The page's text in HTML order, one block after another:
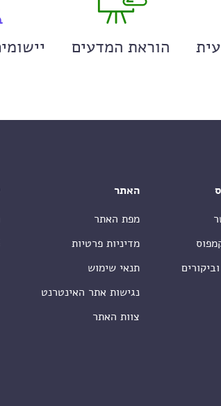
הוראת המדעים
האתר
מפת האתר
מדיניות פרטיות
תנאי שימוש
נגישות אתר האינטרנט
צוות האתר